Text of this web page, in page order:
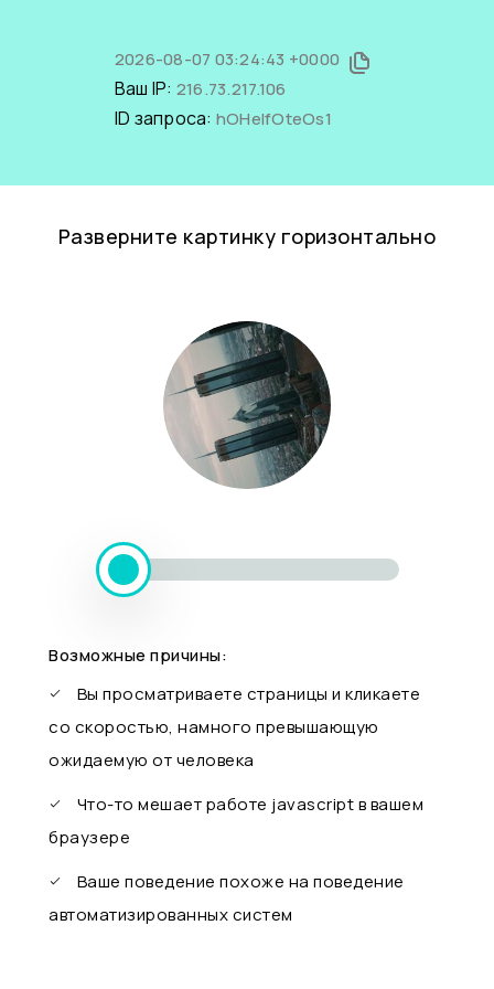
2026-08-07 03:24:43 +0000
Ваш IP: 216.73.217.106
ID запроса: hOHelfOteOs1
Разверните картинку горизонтально
Возможные причины:
Вы просматриваете страницы и кликаете
со скоростью, намного превышающую
ожидаемую от человека
Что-то мешает работе javascript в вашем
браузере
Ваше поведение похоже на поведение
автоматизированных систем